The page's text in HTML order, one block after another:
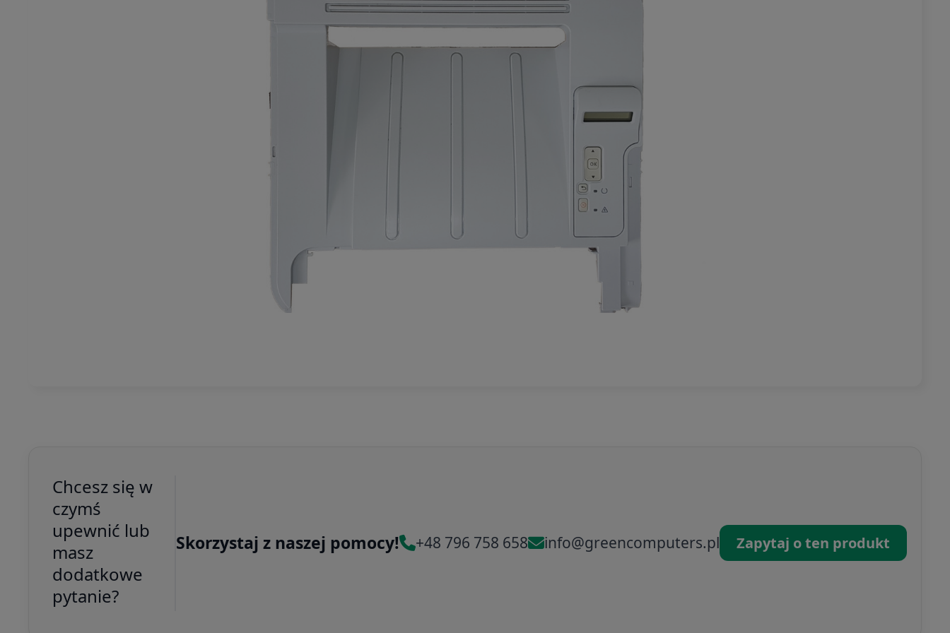
Chcesz się w
czymś
upewnić lub
masz
dodatkowe
pytanie?
Skorzystaj z naszej pomocy! +48 796 758 658 info@greencomputers.pl Zapytaj o ten produkt